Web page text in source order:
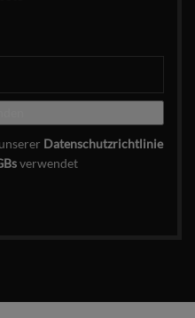
Datenschutzrichtlinie
verwendet